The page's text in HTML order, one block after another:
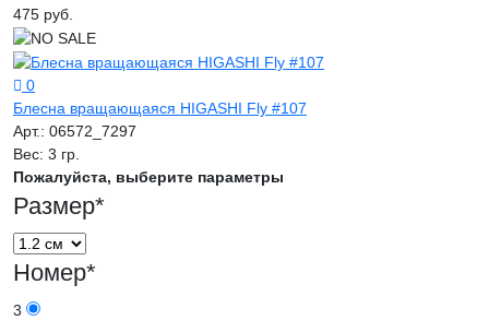
475 руб.
0
Блесна вращающаяся HIGASHI Fly #107
Арт.: 06572_7297
Вес: 3 гр.
Пожалуйста, выберите параметры
Размер*
Номер*
3